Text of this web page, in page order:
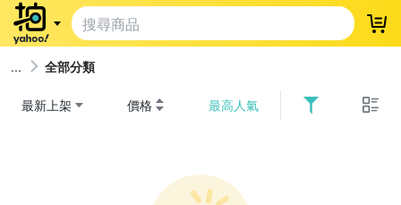
登
全部分類
最新上架 價格 最高人氣